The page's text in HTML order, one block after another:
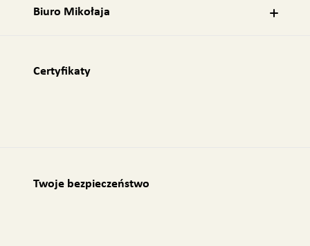
Biuro Mikołaja
Certyfikaty
Twoje bezpieczeństwo